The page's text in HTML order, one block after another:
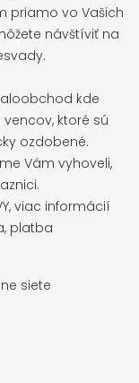
priamo vo Vašich
návštíviť na
kde
ktoré sú
ozdobené.
Vám vyhoveli,
viac informácií
platba
siete